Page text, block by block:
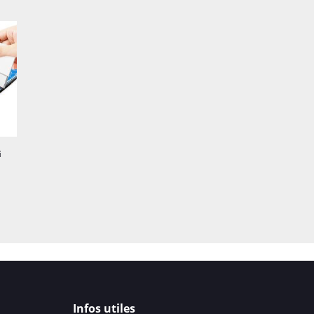
Infos utiles